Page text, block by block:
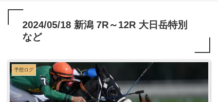
2024/05/18 新潟 7R～12R 大日岳特別
など
予想ログ